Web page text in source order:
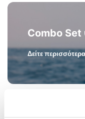
Combo
Δείτε περισσότερα